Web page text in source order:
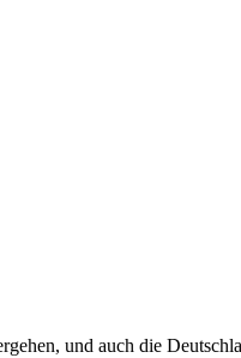
und auch die